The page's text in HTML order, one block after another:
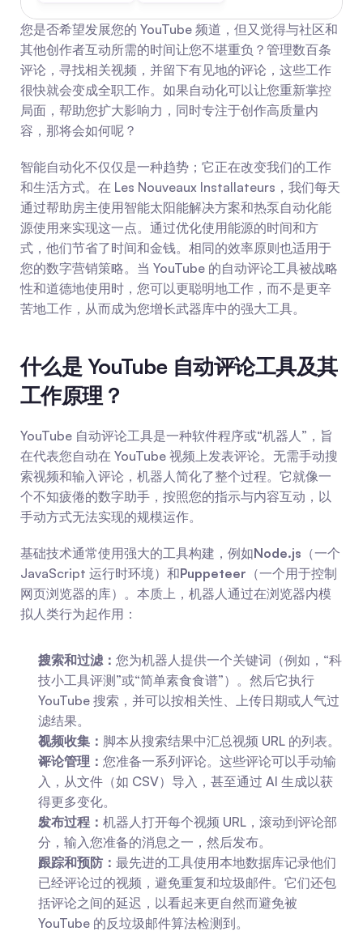
您是否希望发展您的 YouTube 频道，但又觉得与社区和
其他创作者互动所需的时间让您不堪重负？管理数百条
评论，寻找相关视频，并留下有见地的评论，这些工作
很快就会变成全职工作。如果自动化可以让您重新掌控
局面，帮助您扩大影响力，同时专注于创作高质量内
容，那将会如何呢？
智能自动化不仅仅是一种趋势；它正在改变我们的工作
和生活方式。在 Les Nouveaux Installateurs，我们每天
通过帮助房主使用智能太阳能解决方案和热泵自动化能
源使用来实现这一点。通过优化使用能源的时间和方
式，他们节省了时间和金钱。相同的效率原则也适用于
您的数字营销策略。当 YouTube 的自动评论工具被战略
性和道德地使用时，您可以更聪明地工作，而不是更辛
苦地工作，从而成为您增长武器库中的强大工具。
什么是 YouTube 自动评论工具及其
工作原理？
YouTube 自动评论工具是一种软件程序或“机器人”，旨
在代表您自动在 YouTube 视频上发表评论。无需手动搜
索视频和输入评论，机器人简化了整个过程。它就像一
个不知疲倦的数字助手，按照您的指示与内容互动，以
手动方式无法实现的规模运作。
基础技术通常使用强大的工具构建，例如Node.js （一个
JavaScript 运行时环境）和Puppeteer （一个用于控制
网页浏览器的库）。本质上，机器人通过在浏览器内模
拟人类行为起作用：
搜索和过滤： 您为机器人提供一个关键词（例如，“科
技小工具评测”或“简单素食食谱”）。然后它执行
YouTube 搜索，并可以按相关性、上传日期或人气过
滤结果。
视频收集： 脚本从搜索结果中汇总视频 URL 的列表。
评论管理： 您准备一系列评论。这些评论可以手动输
入，从文件（如 CSV）导入，甚至通过 AI 生成以获
得更多变化。
发布过程： 机器人打开每个视频 URL，滚动到评论部
分，输入您准备的消息之一，然后发布。
跟踪和预防： 最先进的工具使用本地数据库记录他们
已经评论过的视频，避免重复和垃圾邮件。它们还包
括评论之间的延迟，以看起来更自然而避免被
YouTube 的反垃圾邮件算法检测到。